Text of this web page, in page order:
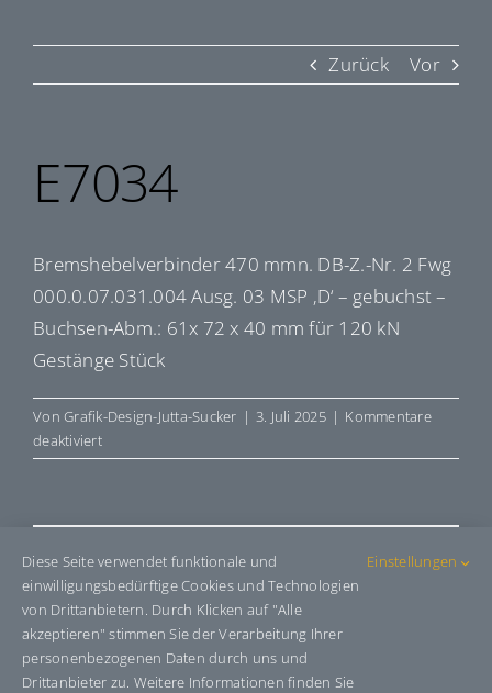
Zurück Vor
E7034
Bremshebelverbinder 470 mmn. DB-Z.-Nr. 2 Fwg
000.0.07.031.004 Ausg. 03 MSP ‚D‘ – gebuchst –
Buchsen-Abm.: 61x 72 x 40 mm für 120 kN
Gestänge Stück
VonGrafik-Design-Jutta-Sucker | 3. Juli 2025 | Kommentare
deaktiviertfür
E7034
Share This Story, Choose Your
Platform!
Facebook
X BlueskyRedditLinkedInWhatsAppTelegram
E-
Mail
Diese Seite verwendet funktionale und
einwilligungsbedürftige Cookies und Technologien
von Drittanbietern. Durch Klicken auf "Alle
akzeptieren" stimmen Sie der Verarbeitung Ihrer
personenbezogenen Daten durch uns und
Drittanbieter zu. Weitere Informationen finden Sie
Einstellungen